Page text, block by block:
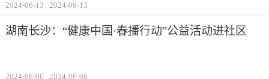
2024-06-13 2024-06-13
湖南长沙：“健康中国·春播行动”公益活动进社区
2024-06-06 2024-06-06